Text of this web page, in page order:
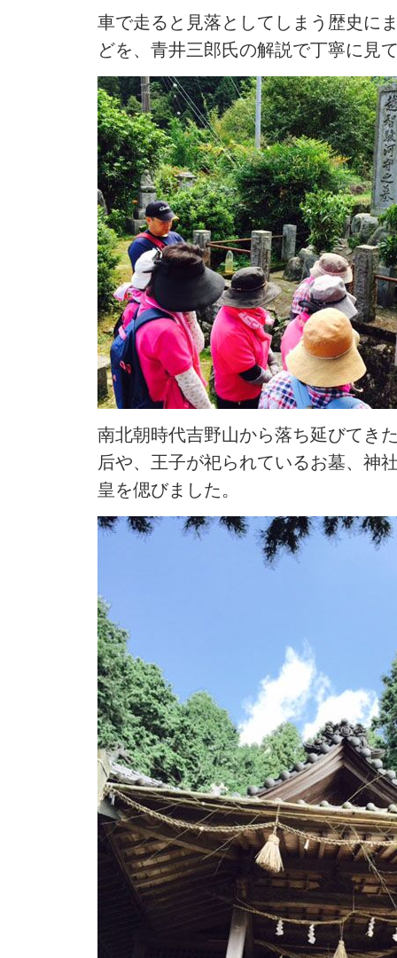
車で走ると見落としてしまう歴史に
どを、青井三郎氏の解説で丁寧に見
南北朝時代吉野山から落ち延びてき
后や、王子が祀られているお墓、神
皇を偲びました。